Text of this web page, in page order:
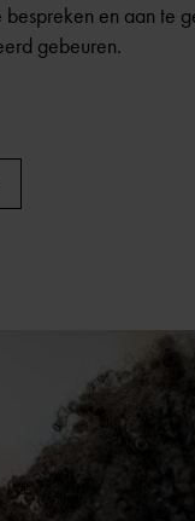
bespreken en aan te
gebeuren.